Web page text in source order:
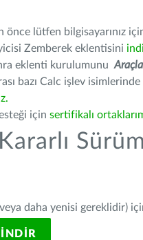
önce lütfen bilgisayarınız
Zemberek eklentisini
eklenti kurulumunu
bazı Calc işlev
için sertifikalı
Sürüm
daha yenisi gereklidir)